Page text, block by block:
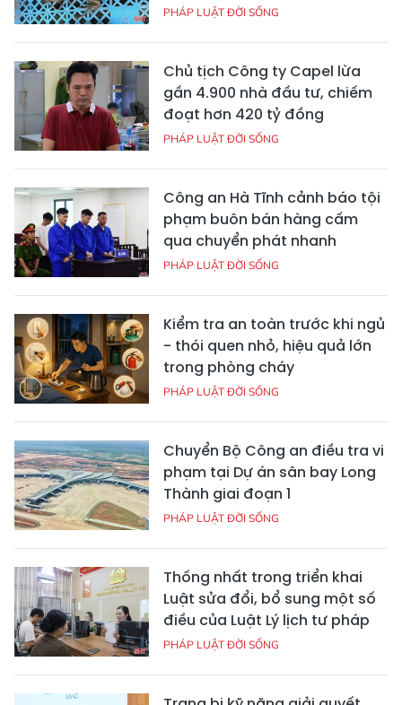
PHÁP LUẬT ĐỜI SỐNG
Chủ tịch Công ty Capel lừa
gần 4.900 nhà đầu tư, chiếm
đoạt hơn 420 tỷ đồng
PHÁP LUẬT ĐỜI SỐNG
Công an Hà Tĩnh cảnh báo tội
phạm buôn bán hàng cấm
qua chuyển phát nhanh
PHÁP LUẬT ĐỜI SỐNG
Kiểm tra an toàn trước khi ngủ
- thói quen nhỏ, hiệu quả lớn
trong phòng cháy
PHÁP LUẬT ĐỜI SỐNG
Chuyển Bộ Công an điều tra vi
phạm tại Dự án sân bay Long
Thành giai đoạn 1
PHÁP LUẬT ĐỜI SỐNG
Thống nhất trong triển khai
Luật sửa đổi, bổ sung một số
điều của Luật Lý lịch tư pháp
PHÁP LUẬT ĐỜI SỐNG